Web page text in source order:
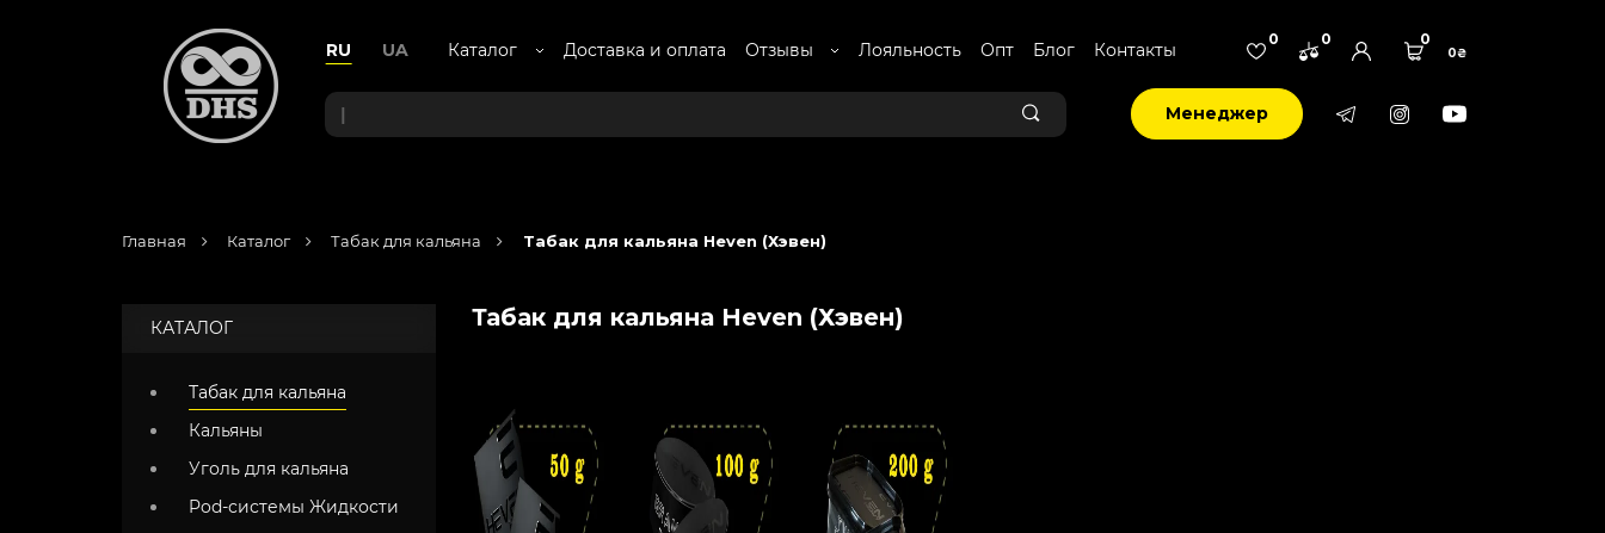
RU UA Каталог Доставка и оплата Отзывы Лояльность Опт Блог Контакты
0 0 0
0₴
Менеджер
Главная Каталог Табак для кальяна Табак для кальяна Heven (Хэвен)
КАТАЛОГ
Табак для кальяна
Кальяны
Уголь для кальяна
Pod-системы Жидкости
Табак для кальяна Heven (Хэвен)